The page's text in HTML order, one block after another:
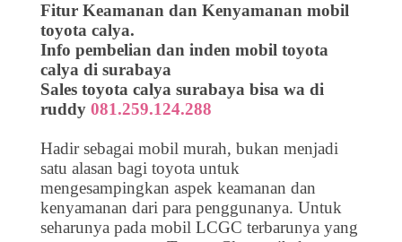
Fitur Keamanan dan Kenyamanan mobil
toyota calya.
Info pembelian dan inden mobil toyota
calya di surabaya
Sales toyota calya surabaya bisa wa di
ruddy 081.259.124.288
Hadir sebagai mobil murah, bukan menjadi
satu alasan bagi toyota untuk
mengesampingkan aspek keamanan dan
kenyamanan dari para penggunanya. Untuk
seharunya pada mobil LCGC terbarunya yang